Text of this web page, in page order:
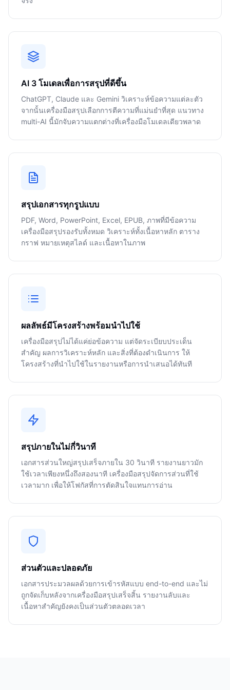
AI 3 โมเดลเพื่อการสรุปที่ดีขึ้น
ChatGPT, Claude และ Gemini วิเคราะห์ข้อความแต่ละตัว
จากนั้นเครื่องมือสรุปเลือกการตีความที่แม่นยำที่สุด แนวทาง
multi-AI นี้มักจับความแตกต่างที่เครื่องมือโมเดลเดียวพลาด
สรุปเอกสารทุกรูปแบบ
PDF, Word, PowerPoint, Excel, EPUB, ภาพที่มีข้อความ
เครื่องมือสรุปรองรับทั้งหมด วิเคราะห์ทั้งเนื้อหาหลัก ตาราง
กราฟ หมายเหตุสไลด์ และเนื้อหาในภาพ
ผลลัพธ์มีโครงสร้างพร้อมนำไปใช้
เครื่องมือสรุปไม่ได้แค่ย่อข้อความ แต่จัดระเบียบประเด็น
สำคัญ ผลการวิเคราะห์หลัก และสิ่งที่ต้องดำเนินการ ให้
โครงสร้างที่นำไปใช้ในรายงานหรือการนำเสนอได้ทันที
สรุปภายในไม่กี่วินาที
เอกสารส่วนใหญ่สรุปเสร็จภายใน 30 วินาที รายงานยาวมัก
ใช้เวลาเพียงหนึ่งถึงสองนาที เครื่องมือสรุปจัดการส่วนที่ใช้
เวลามาก เพื่อให้โฟกัสที่การตัดสินใจแทนการอ่าน
ส่วนตัวและปลอดภัย
เอกสารประมวลผลด้วยการเข้ารหัสแบบ end-to-end และไม่
ถูกจัดเก็บหลังจากเครื่องมือสรุปเสร็จสิ้น รายงานลับและ
เนื้อหาสำคัญยังคงเป็นส่วนตัวตลอดเวลา